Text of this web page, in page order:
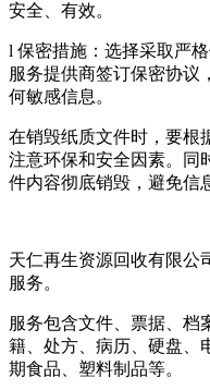
安全、有效。
l 保密措施：选择采取严
服务提供商签订保密协议
何敏感信息。
在销毁纸质文件时，要根
注意环保和安全因素。同
件内容彻底销毁，避免信
天仁再生资源回收有限公
服务。
服务包含文件、票据、档
籍、处方、病历、硬盘、
期食品、塑料制品等。